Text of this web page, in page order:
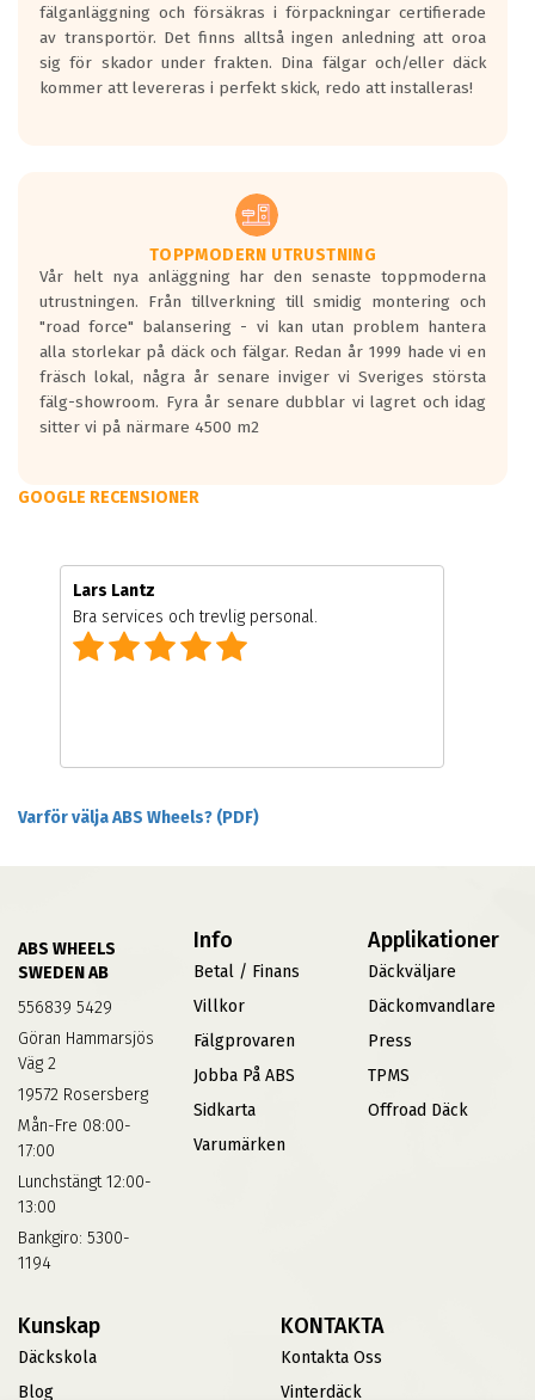
fälganläggning och försäkras i förpackningar certifierade
av transportör. Det finns alltså ingen anledning att oroa
sig för skador under frakten. Dina fälgar och/eller däck
kommer att levereras i perfekt skick, redo att installeras!
TOPPMODERN UTRUSTNING
Vår helt nya anläggning har den senaste toppmoderna
utrustningen. Från tillverkning till smidig montering och
"road force" balansering - vi kan utan problem hantera
alla storlekar på däck och fälgar. Redan år 1999 hade vi en
fräsch lokal, några år senare inviger vi Sveriges största
fälg-showroom. Fyra år senare dubblar vi lagret och idag
sitter vi på närmare 4500 m2
GOOGLE RECENSIONER
Lars Lantz
Bra services och trevlig personal.
Varför välja ABS Wheels? (PDF)
ABS WHEELS
SWEDEN AB
556839 5429
Göran Hammarsjös
Väg 2
19572 Rosersberg
Mån-Fre 08:00-
17:00
Lunchstängt 12:00-
13:00
Bankgiro: 5300-
1194
Info
Betal / Finans
Villkor
Fälgprovaren
Jobba På ABS
Sidkarta
Varumärken
Applikationer
Däckväljare
Däckomvandlare
Press
TPMS
Offroad Däck
Kunskap
Däckskola
Blog
KONTAKTA
Kontakta Oss
Vinterdäck